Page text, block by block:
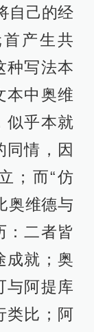
自己的经
产生共
种写法本
本中奥维
似乎本就
同情，因
；而“仿
奥维德与
：二者皆
成就；奥
与阿提库
类比；阿